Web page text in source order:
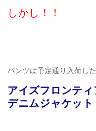
しかし！！
パンツは予定通り入荷し
アイズフロンテ
デニムジャケット